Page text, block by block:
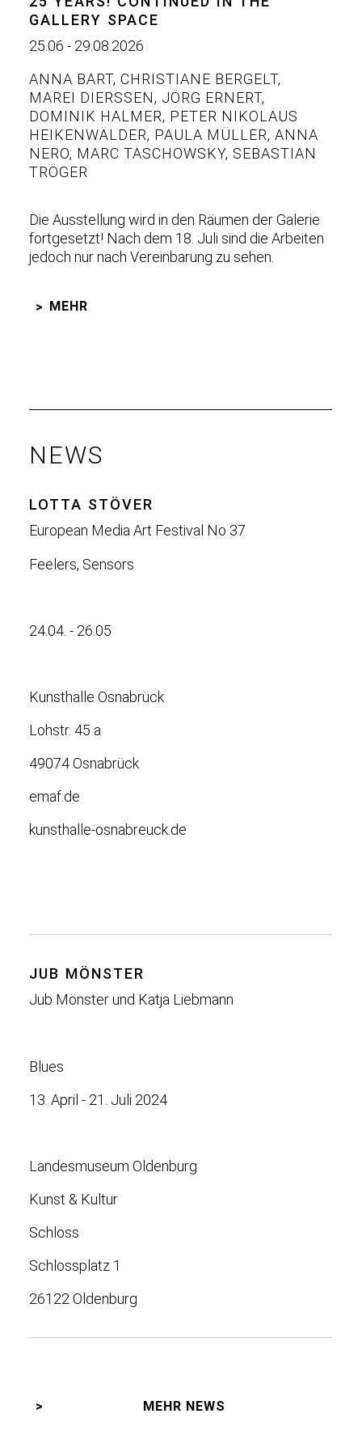
GALLERY SPACE
25.06 - 29.08.2026
ANNA BART, CHRISTIANE BERGELT,
MAREI DIERSSEN
, JÖRG ERNERT,
DOMINIK HALMER, PETER NIKOLAUS
HEIKENWÄLDER, PAULA MÜLLER, ANNA
NERO, MARC TASCHOWSKY, SEBASTIAN
TRÖGER
Die Ausstellung wird in den Räumen der Galerie
fortgesetzt! Nach dem 18. Juli sind die Arbeiten
jedoch nur nach Vereinbarung zu sehen.
MEHR
NEWS
LOTTA STÖVER
European Media Art Festival No 37
Feelers, Sensors
24.04. - 26.05
Kunsthalle Osnabrück
Lohstr. 45 a
49074 Osnabrück
emaf.de
kunsthalle-osnabreuck.de
JUB MÖNSTER
Jub Mönster und Katja Liebmann
Blues
13. April - 21. Juli 2024
Landesmuseum Oldenburg
Kunst & Kultur
Schloss
Schlossplatz 1
26122 Oldenburg
MEHR NEWS